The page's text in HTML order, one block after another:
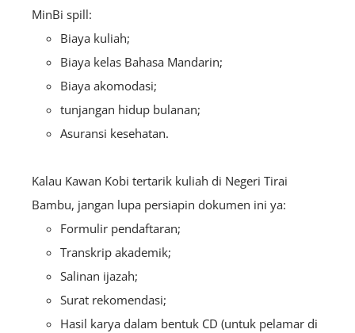
MinBi spill:
Biaya kuliah;
Biaya kelas Bahasa Mandarin;
Biaya akomodasi;
tunjangan hidup bulanan;
Asuransi kesehatan.
Kalau Kawan Kobi tertarik kuliah di Negeri Tirai
Bambu, jangan lupa persiapin dokumen ini ya:
Formulir pendaftaran;
Transkrip akademik;
Salinan ijazah;
Surat rekomendasi;
Hasil karya dalam bentuk CD (untuk pelamar di